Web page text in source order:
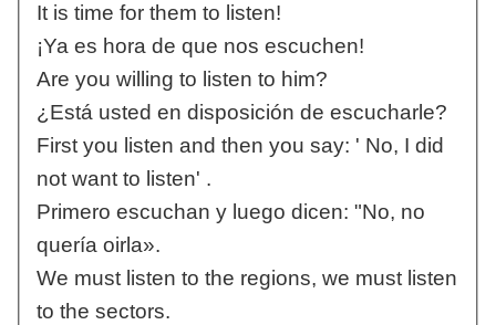
It is time for them to listen!
¡Ya es hora de que nos escuchen!
Are you willing to listen to him?
¿Está usted en disposición de escucharle?
First you listen and then you say: ' No, I did
not want to listen' .
Primero escuchan y luego dicen: "No, no
quería oirla».
We must listen to the regions, we must listen
to the sectors.